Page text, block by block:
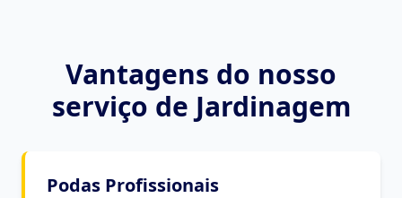
Vantagens do nosso
serviço de Jardinagem
Podas Profissionais